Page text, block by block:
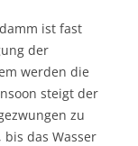
ist fast
der
werden die
steigt der
zu
das Wasser